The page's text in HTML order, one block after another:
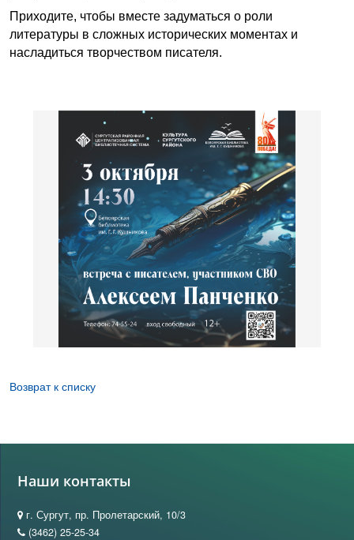
Приходите, чтобы вместе задуматься о роли
литературы в сложных исторических моментах и
насладиться творчеством писателя.
Возврат к списку
Наши контакты
г. Сургут, пр. Пролетарский, 10/3
(3462) 25-25-34